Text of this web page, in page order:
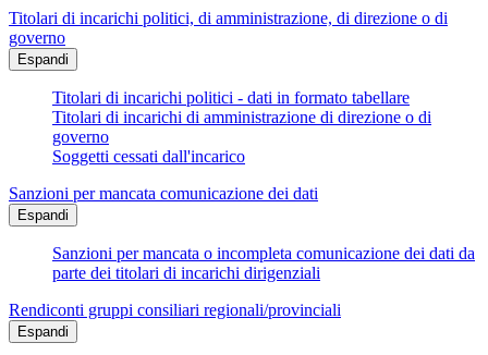
Titolari di incarichi politici, di amministrazione, di direzione o di
governo
Espandi
Titolari di incarichi politici - dati in formato tabellare
Titolari di incarichi di amministrazione di direzione o di
governo
Soggetti cessati dall'incarico
Sanzioni per mancata comunicazione dei dati
Espandi
Sanzioni per mancata o incompleta comunicazione dei dati da
parte dei titolari di incarichi dirigenziali
Rendiconti gruppi consiliari regionali/provinciali
Espandi